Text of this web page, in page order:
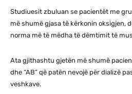
Studiuesit zbuluan se pacientët me
më shumë gjasa të kërkonin oksigjen,
norma më të mëdha të dëmtimit të
Ata gjithashtu gjetën më shumë
dhe “AB” që patën nevojë për dializë
veshkave.